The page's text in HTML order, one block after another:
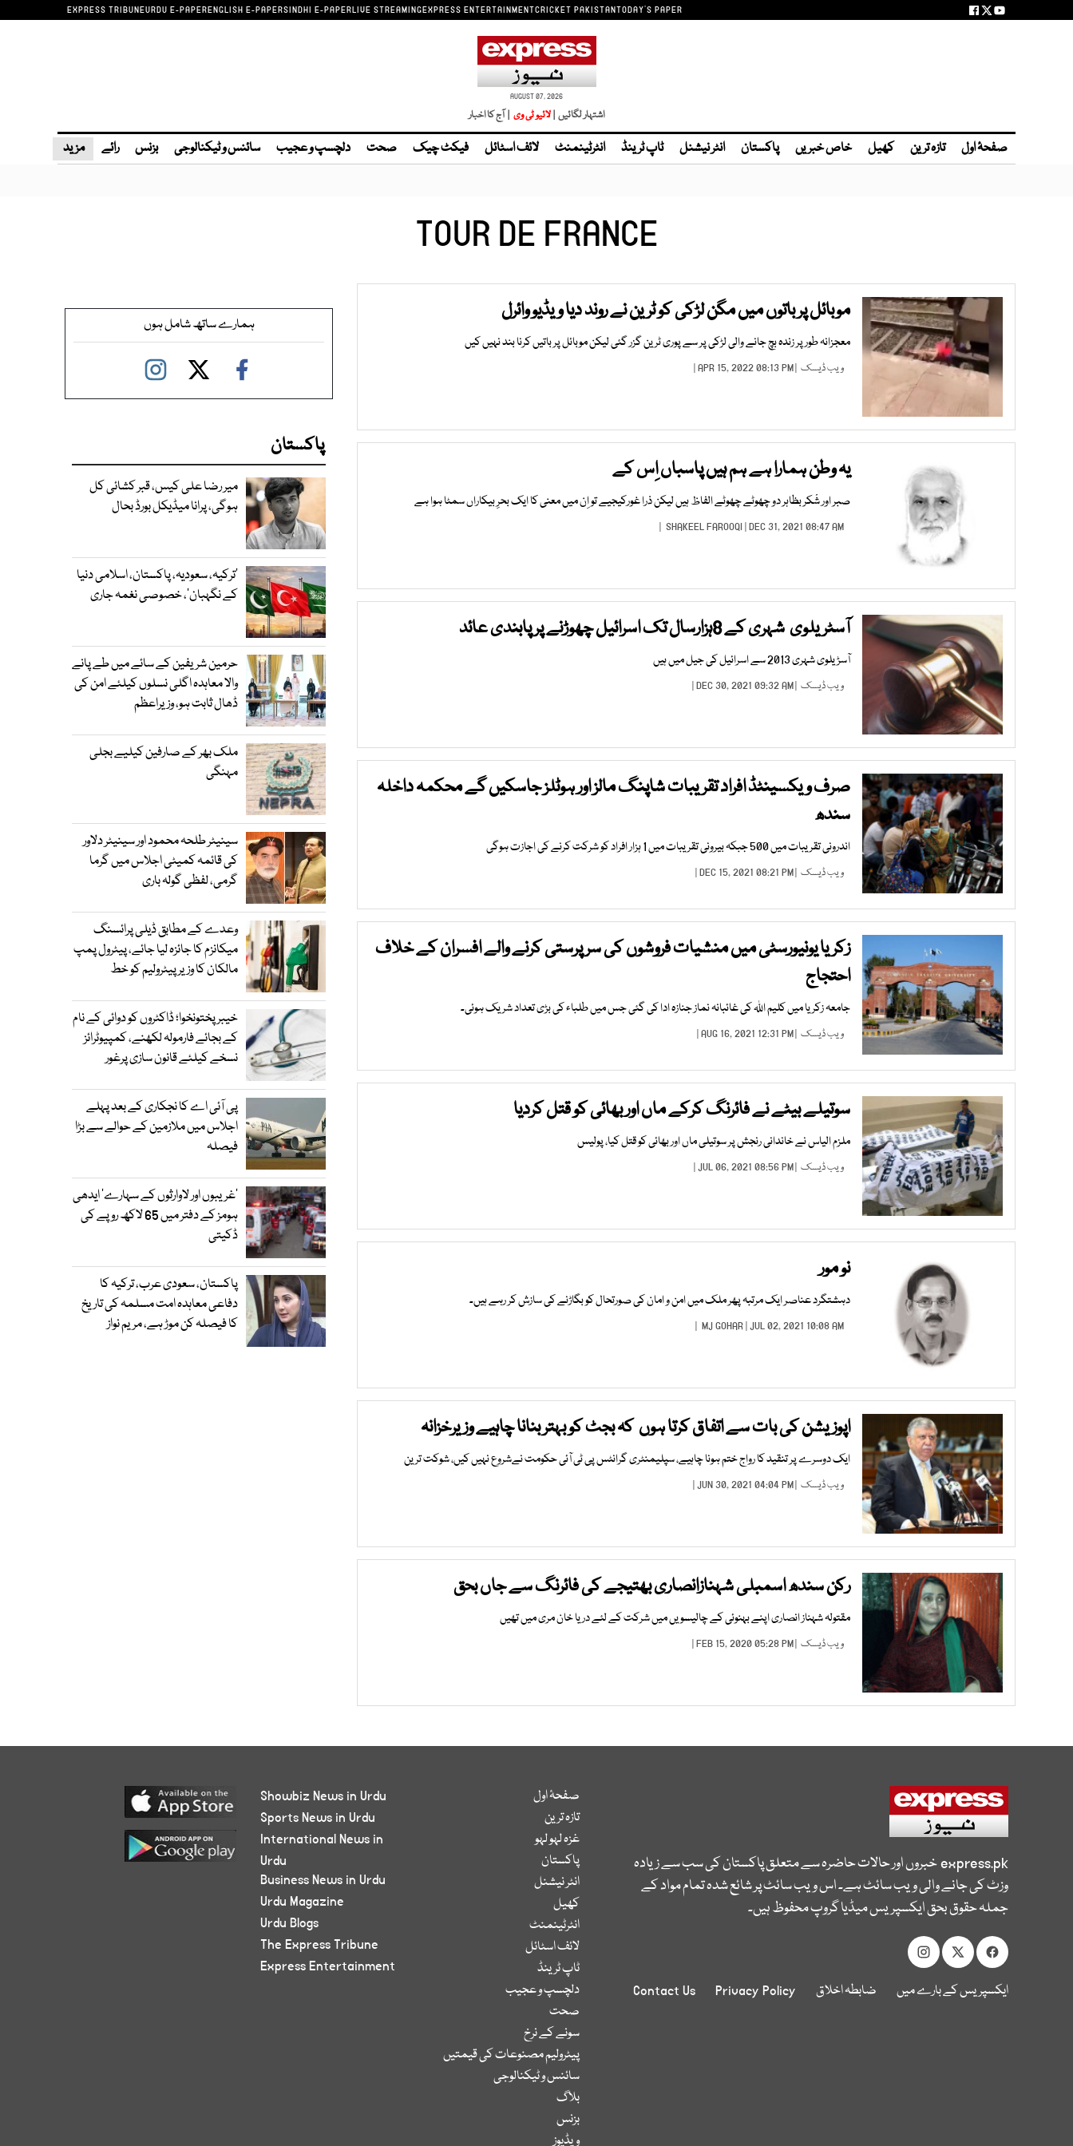
EXPRESS TRIBUNEURDU E-PAPERENGLISH E-PAPERSINDHI E-PAPERLIVE STREAMINGEXPRESS ENTERTAINMENTCRICKET PAKISTANTODAY'S PAPER
AUGUST 07, 2026
اشتہار لگائیں | | آج کا اخبار
صفحۂ اول تازہ ترین کھیل خاص خبریں پاکستان انٹر نیشنل ٹاپ ٹرینڈ انٹرٹینمنٹ لائف اسٹائل فیکٹ چیک صحت دلچسپ و عجیب سائنس و ٹیکنالوجی بزنس رائے مزید
TOUR DE FRANCE
موبائل پر باتوں میں مگن لڑکی کو ٹرین نے روند دیا ویڈیو وائرل
معجزانہ طور پر زندہ بچ جانے والی لڑکی پر سے پوری ٹرین گزر گئی لیکن موبائل پر باتیں کرنا بند نہیں کیں
ویب ڈیسک | APR 15, 2022 08:13 PM |
یہ وطن ہمارا ہے ہم ہیں پاسباں اِس کے
صبر اور شْکر بظاہر دو چھوٹے چھوٹے الفاظ ہیں لیکن ذرا غورکیجیے تو اِن میں معنی کا ایک بحرِ بیکاراں سمٹا ہوا ہے
SHAKEEL FAROOQI | DEC 31, 2021 08:47 AM |
آسٹریلوی شہری کے 8ہزارسال تک اسرائیل چھوڑنے پرپابندی عائد
آسڑیلوی شہری 2013 سے اسرائیل کی جیل میں ہیں
ویب ڈیسک | DEC 30, 2021 09:32 AM |
صرف ویکسینٹڈ افراد تقریبات شاپنگ مالز اور ہوٹلز جاسکیں گے محکمہ داخلہ
سندھ
اندرونی تقریبات میں 500 جبکہ بیرونی تقریبات میں 1 ہزار افراد کو شرکت کرنے کی اجازت ہوگی
ویب ڈیسک | DEC 15, 2021 08:21 PM |
زکریا یونیورسٹی میں منشیات فروشوں کی سرپرستی کرنے والے افسران کے خلاف
احتجاج
جامعہ زکریا میں کلیم اللہ کی غائبانہ نماز جنازہ ادا کی گئی جس میں طلباء کی بڑی تعداد شریک ہوئی۔
ویب ڈیسک | AUG 16, 2021 12:31 PM |
سوتیلے بیٹے نے فائرنگ کرکے ماں اور بھائی کو قتل کردیا
ملزم الیاس نے خاندانی رنجش پر سوتیلی ماں اور بھائی کو قتل کیا، پولیس
ویب ڈیسک | JUL 06, 2021 08:56 PM |
نو مور
دہشتگرد عناصر ایک مرتبہ پھر ملک میں امن و امان کی صورتحال کو بگاڑنے کی سازش کر رہے ہیں۔
MJ GOHAR| JUL 02, 2021 10:08 AM |
اپوزیشن کی بات سے اتفاق کرتا ہوں کہ بجٹ کو بہتر بنانا چاہیے وزیرخزانہ
ایک دوسرے پر تنقید کا رواج ختم ہونا چاہیے، سپلیمنٹری گرانٹس پی ٹی آئی حکومت نےشروع نہیں کیں، شوکت ترین
ویب ڈیسک | JUN 30, 2021 04:04 PM |
رکن سندھ اسمبلی شہنازانصاری بھتیجے کی فائرنگ سے جاں بحق
مقتولہ شہناز انصاری اپنے بہنوئی کے چالیسویں میں شرکت کے لئے دریا خان مری میں تھیں
ویب ڈیسک | FEB 15, 2020 05:28 PM |
ہمارے ساتھ شامل ہوں
پاکستان
میر رضا علی کیس، قبر کشائی کل
ہوگی، پرانا میڈیکل بورڈ بحال
‘ترکیہ، سعودیہ، پاکستان، اسلامی دنیا
کے نگہبان’، خصوصی نغمہ جاری
حرمین شریفین کے سائے میں طے پانے
والا معاہدہ اگلی نسلوں کیلئے امن کی
ڈھال ثابت ہو، وزیراعظم
ملک بھر کے صارفین کیلیے بجلی
مہنگی
سینیٹر طلحہ محمود اور سینیٹر دلاور
کی قائمہ کمیٹی اجلاس میں گرما
گرمی، لفظی گولہ باری
وعدے کے مطابق ڈیلی پرائسنگ
میکانزم کا جائزہ لیا جائے، پیٹرول پمپ
مالکان کا وزیرپیٹرولیم کو خط
خیبرپختونخوا؛ ڈاکٹروں کو دوائی کے نام
کے بجائے فارمولہ لکھنے، کمپیوٹرائز
نسخے کیلئے قانون سازی پرغور
پی آئی اے کا نجکاری کے بعد پہلے
اجلاس میں ملازمین کے حوالے سے بڑا
فیصلہ
’غریبوں اور لاوارثوں کے سہارے‘ ایدھی
ہومز کے دفتر میں 65 لاکھ روپے کی
ڈکیتی
پاکستان، سعودی عرب، ترکیہ کا
دفاعی معاہدہ امت مسلمہ کی تاریخ
کا فیصلہ کن موڑ ہے، مریم نواز
express.pkخبروں اور حالات حاضرہ سے متعلق پاکستان کی سب سے زیادہ
وزٹ کی جانے والی ویب سائٹ ہے۔ اس ویب سائٹ پر شائع شدہ تمام مواد کے
جملہ حقوق بحق ایکسپریس میڈیا گروپ محفوظ ہیں۔
ایکسپریس کے بارے میں ضابطہ اخلاق Privacy Policy
Contact Us
صفحۂ اول
تازہ ترین
غزہ لہو لہو
پاکستان
انٹر نیشنل
کھیل
انٹرٹینمنٹ
لائف اسٹائل
ٹاپ ٹرینڈ
دلچسپ و عجیب
صحت
سونے کے نرخ
پیٹرولیم مصنوعات کی قیمتیں
سائنس و ٹیکنالوجی
بلاگ
بزنس
ویڈیوز
Showbiz News in Urdu
Sports News in Urdu
International News in
Urdu
Business News in Urdu
Urdu Magazine
Urdu Blogs
The Express Tribune
Express Entertainment